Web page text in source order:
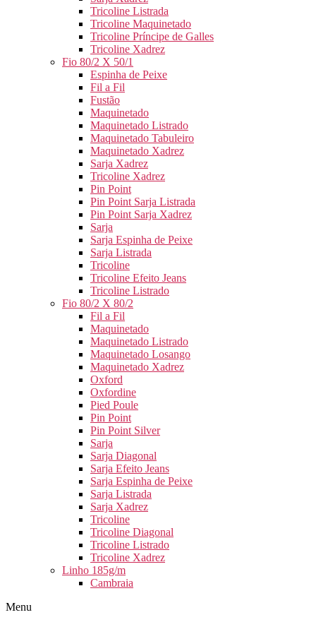
Tricoline Listrada
Tricoline Maquinetado
Tricoline Príncipe de Galles
Tricoline Xadrez
Fio 80/2 X 50/1
Espinha de Peixe
Fil a Fil
Fustão
Maquinetado
Maquinetado Listrado
Maquinetado Tabuleiro
Maquinetado Xadrez
Sarja Xadrez
Tricoline Xadrez
Pin Point
Pin Point Sarja Listrada
Pin Point Sarja Xadrez
Sarja
Sarja Espinha de Peixe
Sarja Listrada
Tricoline
Tricoline Efeito Jeans
Tricoline Listrado
Fio 80/2 X 80/2
Fil a Fil
Maquinetado
Maquinetado Listrado
Maquinetado Losango
Maquinetado Xadrez
Oxford
Oxfordine
Pied Poule
Pin Point
Pin Point Silver
Sarja
Sarja Diagonal
Sarja Efeito Jeans
Sarja Espinha de Peixe
Sarja Listrada
Sarja Xadrez
Tricoline
Tricoline Diagonal
Tricoline Listrado
Tricoline Xadrez
Linho 185g/m
Cambraia
Menu